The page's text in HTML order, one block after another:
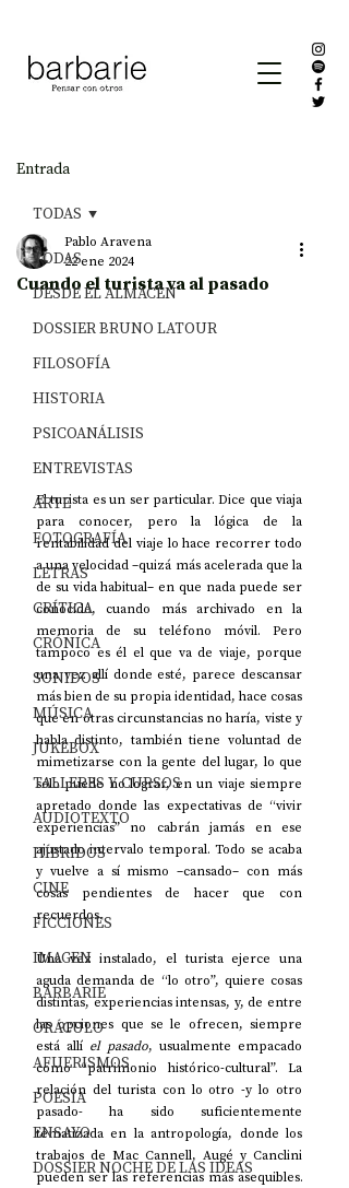
Entrada
TODAS
DESDE EL ALMACÉN
DOSSIER BRUNO LATOUR
FILOSOFÍA
HISTORIA
PSICOANÁLISIS
ENTREVISTAS
ARTE
FOTOGRAFÍA
LETRAS
CRÍTICA
CRÓNICA
SONIDOS
MÚSICA
JUKEBOX
TALLERES Y CURSOS
AUDIOTEXTO
HÍBRIDOS
CINE
FICCIONES
IMAGEN
BARBARIE
ORÁCULO
AFUERISMOS
POESÍA
ENSAYO
DOSSIER NOCHE DE LAS IDEAS
TODAS
Cuando el turista va al pasado
Pablo Aravena
22 ene 2024
El turista es un ser particular. Dice que viaja
para conocer, pero la lógica de la
rentabilidad del viaje lo hace recorrer todo
a una velocidad –quizá más acelerada que la
de su vida habitual– en que nada puede ser
conocido, cuando más archivado en la
memoria de su teléfono móvil. Pero
tampoco es él el que va de viaje, porque
una vez allí donde esté, parece descansar
más bien de su propia identidad, hace cosas
que en otras circunstancias no haría, viste y
habla distinto, también tiene voluntad de
mimetizarse con la gente del lugar, lo que
sólo puede no lograr, en un viaje siempre
apretado donde las expectativas de “vivir
experiencias” no cabrán jamás en ese
ajustado intervalo temporal. Todo se acaba
y vuelve a sí mismo –cansado– con más
cosas pendientes de hacer que con
recuerdos.
Una vez instalado, el turista ejerce una
aguda demanda de “lo otro”, quiere cosas
distintas, experiencias intensas, y, de entre
las opciones que se le ofrecen, siempre
está allí el pasado, usualmente empacado
como “patrimonio histórico-cultural”. La
relación del turista con lo otro -y lo otro
pasado- ha sido suficientemente
tematizada en la antropología, donde los
trabajos de Mac Cannell, Augé y Canclini
pueden ser las referencias más asequibles.